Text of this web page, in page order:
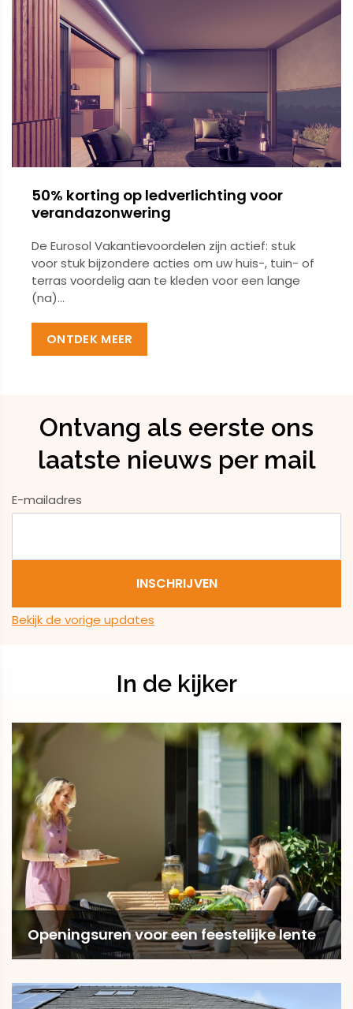
50% korting op ledverlichting voor
verandazonwering
De Eurosol Vakantievoordelen zijn actief: stuk
voor stuk bijzondere acties om uw huis-, tuin- of
terras voordelig aan te kleden voor een lange
(na)...
ONTDEK MEER
Ontvang als eerste ons
laatste nieuws per mail
E-mailadres
Bekijk de vorige updates
In de kijker
Openingsuren voor een feestelijke lente